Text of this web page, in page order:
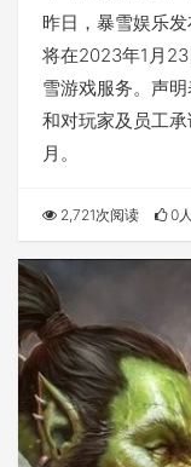
万玩家数据
昨日，暴雪娱乐
将在2023年1月
雪游戏服务。声
和对玩家及员工
月。
2,721次阅读 0